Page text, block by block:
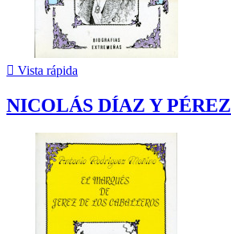
 Vista rápida
NICOLÁS DÍAZ Y PÉREZ